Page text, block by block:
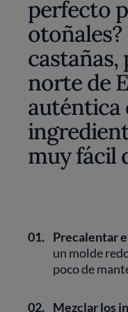
perfecto
castañas,
norte de
auténtica
muy fácil
01. Precalentar
un molde
poco de
02. Mezclar los